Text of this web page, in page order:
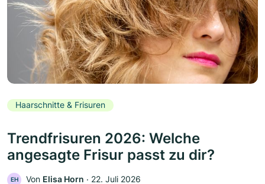
Haarschnitte & Frisuren
Trendfrisuren 2026: Welche
angesagte Frisur passt zu dir?
EH Von Elisa Horn ‧ 22. Juli 2026